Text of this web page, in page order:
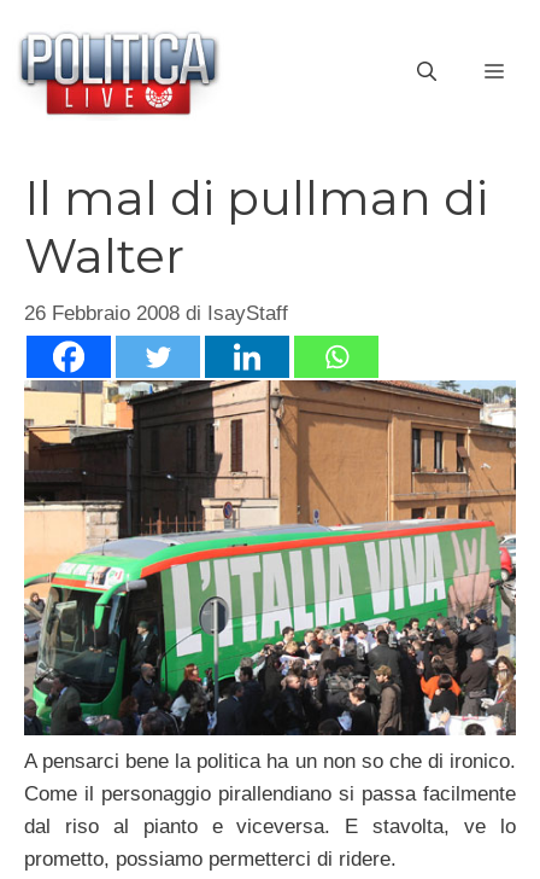
contenuto
Il mal di pullman di
Walter
26 Febbraio 2008 di IsayStaff
A pensarci bene la politica ha un non so che di ironico.
Come il personaggio pirallendiano si passa facilmente
dal riso al pianto e viceversa. E stavolta, ve lo
prometto, possiamo permetterci di ridere.